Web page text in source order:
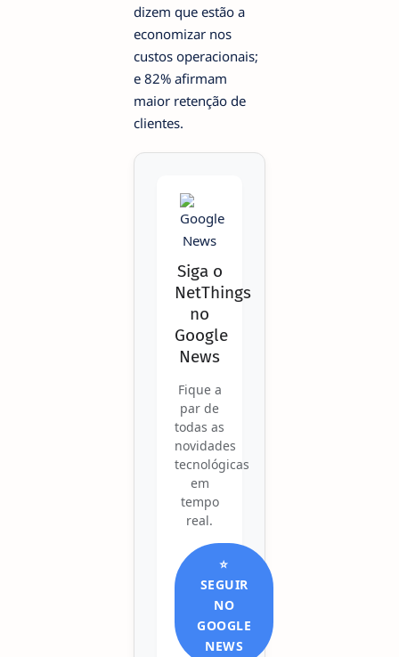
dizem que estão a
economizar nos
custos operacionais;
e 82% afirmam
maior retenção de
clientes.
Siga o
NetThings
no
Google
News
Fique a
par de
todas as
novidades
tecnológicas
em
tempo
real.
⭐
SEGUIR
NO
GOOGLE
NEWS